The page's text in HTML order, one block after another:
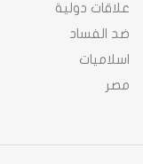
علاقات دولية
ضد الفساد
اسلاميات
مصر